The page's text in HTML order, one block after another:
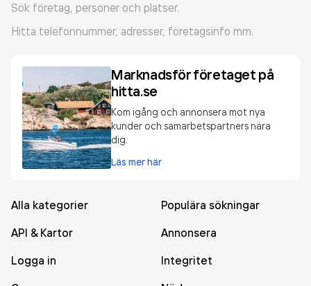
Sök företag, personer och platser.
Hitta telefonnummer, adresser, företagsinfo mm.
Marknadsför företaget på
hitta.se
Kom igång och annonsera mot nya
kunder och samarbetspartners nära
dig.
Läs mer här
Alla kategorier
Populära sökningar
API & Kartor
Annonsera
Logga in
Integritet